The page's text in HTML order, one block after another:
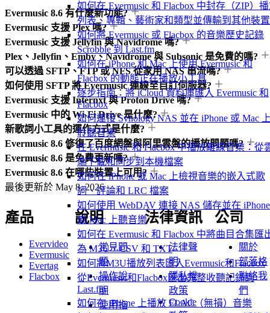
如何在 Evermusic 和 Flacbox 中封存（ZIP）
列表、專輯、藝術家和類型並傳輸到其他裝置
如何將 Evermusic 或 Flacbox 的音樂歷史記錄
Scrobble 到 Last.fm
如何在 iPhone 和 Mac 上使用 Evermusic 和
Flacbox 的動態正在播放小工具
逐步指南：將 iCloud 資料庫匯入 Evermusic 和
Flacbox
如何連接 Synology NAS 並在 iPhone 或 Mac
聆聽音樂
在 Evermusic 和 Flacbox 中播放離線音樂：從
端下載和同步到本機檔案
如何在 iPhone 或 Mac 上檢視音樂的嵌入式歌
詞、評論和 LRC 檔案
如何使用 WebDAV 連接 NAS 儲存並在 iPhone
或 Mac 上聽音樂
如何在 Evermusic 和 Flacbox 中將曲目合集匯
為 M3U、CSV 和 TXT
如何將M3U播放列表匯入Evermusic和Flacbox
從Evermusic和Flacbox匯出完整收聽記錄到
Last.fm
如何在 iPhone 上播放 FLAC（無損）音樂
Evermusic 8.6 有什麼新功能?
Evermusic 支援 Plex 嗎?
Evermusic 支援 Jellyfin 與 Navidrome 嗎?
Plex、Jellyfin、Emby、Navidrome 與 Subsonic 是免費的嗎?
可以透過 SFTP、FTP 或 NFS 從家用 NAS 串流嗎?
如何使用 SFTP 將 Evermusic 連線至自訂伺服器?
Evermusic 支援 Internxt 與 Proton Drive 嗎?
Evermusic 中的 Wi-Fi Drive 是什麼?
新歌詞小工具的運作方式是什麼?
Evermusic 8.6 修復了百度網盤與阿里雲盤的播放問題嗎?
Evermusic 8.6 是免費更新嗎?
Evermusic 8.6 在哪些裝置上可用?
最後更新於 May 8, 2026
產品
Evervideo
Evermusic
Evertag
Flacbox
說明
常見問
題
操作說
明
使用指
法律資訊
法律聲
明
隱私權
政策
Cookie
公司
關於
部落格
聯絡我
們